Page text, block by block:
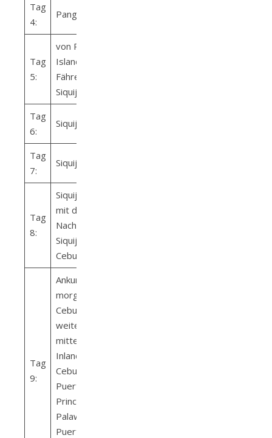
Tag
4:
Panglao Island
Tag
5:
von Panglao
Island mit der
Fähre nach
Siquijor Island
Tag
6:
Siquijor Island
Tag
7:
Siquijor Island
Tag
8:
Siquijor Island –
mit der
Nachtfähre von
Siquijor nach
Cebu
Tag
9:
Ankunft
morgens in
Cebu,
weiterreise
mittels
Inlandsflug von
Cebu nach
Puerto
Princesa (Insel
Palawan) –
Puerto